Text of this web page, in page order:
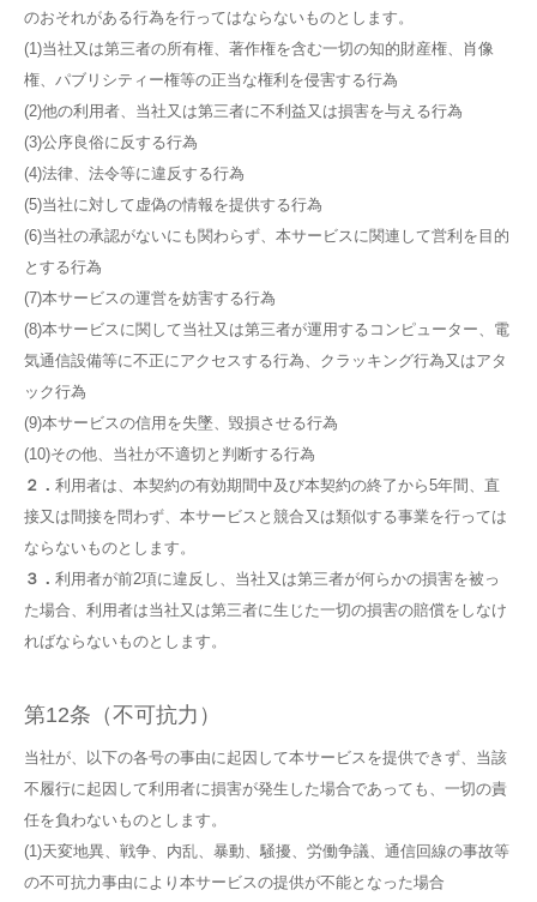
のおそれがある行為を行ってはならないものとします。
(1)当社又は第三者の所有権、著作権を含む一切の知的財産権、肖像
権、パブリシティー権等の正当な権利を侵害する行為
(2)他の利用者、当社又は第三者に不利益又は損害を与える行為
(3)公序良俗に反する行為
(4)法律、法令等に違反する行為
(5)当社に対して虚偽の情報を提供する行為
(6)当社の承認がないにも関わらず、本サービスに関連して営利を目的
とする行為
(7)本サービスの運営を妨害する行為
(8)本サービスに関して当社又は第三者が運用するコンピューター、電
気通信設備等に不正にアクセスする行為、クラッキング行為又はアタ
ック行為
(9)本サービスの信用を失墜、毀損させる行為
(10)その他、当社が不適切と判断する行為
２． 利用者は、本契約の有効期間中及び本契約の終了から5年間、直
接又は間接を問わず、本サービスと競合又は類似する事業を行っては
ならないものとします。
３． 利用者が前2項に違反し、当社又は第三者が何らかの損害を被っ
た場合、利用者は当社又は第三者に生じた一切の損害の賠償をしなけ
ればならないものとします。
第12条（不可抗力）
当社が、以下の各号の事由に起因して本サービスを提供できず、当該
不履行に起因して利用者に損害が発生した場合であっても、一切の責
任を負わないものとします。
(1)天変地異、戦争、内乱、暴動、騒擾、労働争議、通信回線の事故等
の不可抗力事由により本サービスの提供が不能となった場合